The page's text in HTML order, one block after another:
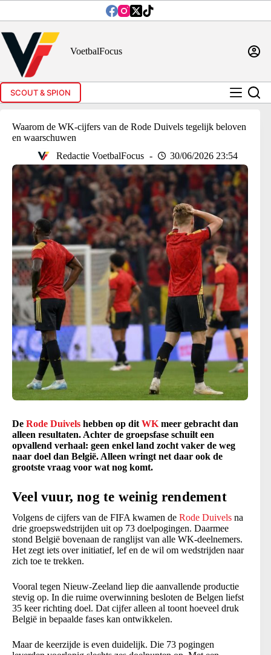
inhoud
VoetbalFocus
SCOUT & SPION
Waarom de WK-cijfers van de Rode Duivels tegelijk beloven
en waarschuwen
Redactie VoetbalFocus
30/06/2026 23:54
De Rode Duivels hebben op dit WK meer gebracht dan
alleen resultaten. Achter de groepsfase schuilt een
opvallend verhaal: geen enkel land zocht vaker de weg
naar doel dan België. Alleen wringt net daar ook de
grootste vraag voor wat nog komt.
Veel vuur, nog te weinig rendement
Volgens de cijfers van de FIFA kwamen de Rode Duivels na
drie groepswedstrijden uit op 73 doelpogingen. Daarmee
stond België bovenaan de ranglijst van alle WK-deelnemers.
Het zegt iets over initiatief, lef en de wil om wedstrijden naar
zich toe te trekken.
Vooral tegen Nieuw-Zeeland liep die aanvallende productie
stevig op. In die ruime overwinning besloten de Belgen liefst
35 keer richting doel. Dat cijfer alleen al toont hoeveel druk
België in bepaalde fases kan ontwikkelen.
Maar de keerzijde is even duidelijk. Die 73 pogingen